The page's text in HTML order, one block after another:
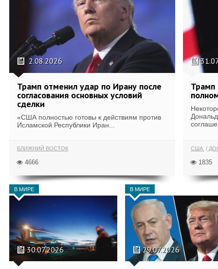
2.08.2026
Трамп отменил удар по Ирану после
согласования основных условий
сделки
«США полностью готовы к действиям против
Исламской Республики Иран...
БЛИЖНИЙ ВОСТОК
4666
Трамп
США
1835
В МИРЕ
30.07.2026
В МИРЕ
29.07.2026